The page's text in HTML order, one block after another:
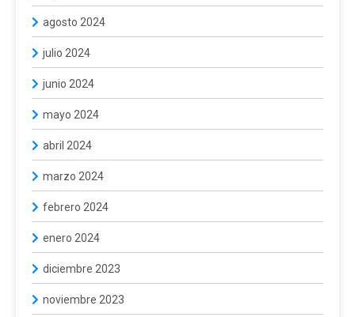
agosto 2024
julio 2024
junio 2024
mayo 2024
abril 2024
marzo 2024
febrero 2024
enero 2024
diciembre 2023
noviembre 2023